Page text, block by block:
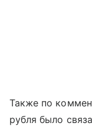
Также по
рубля было